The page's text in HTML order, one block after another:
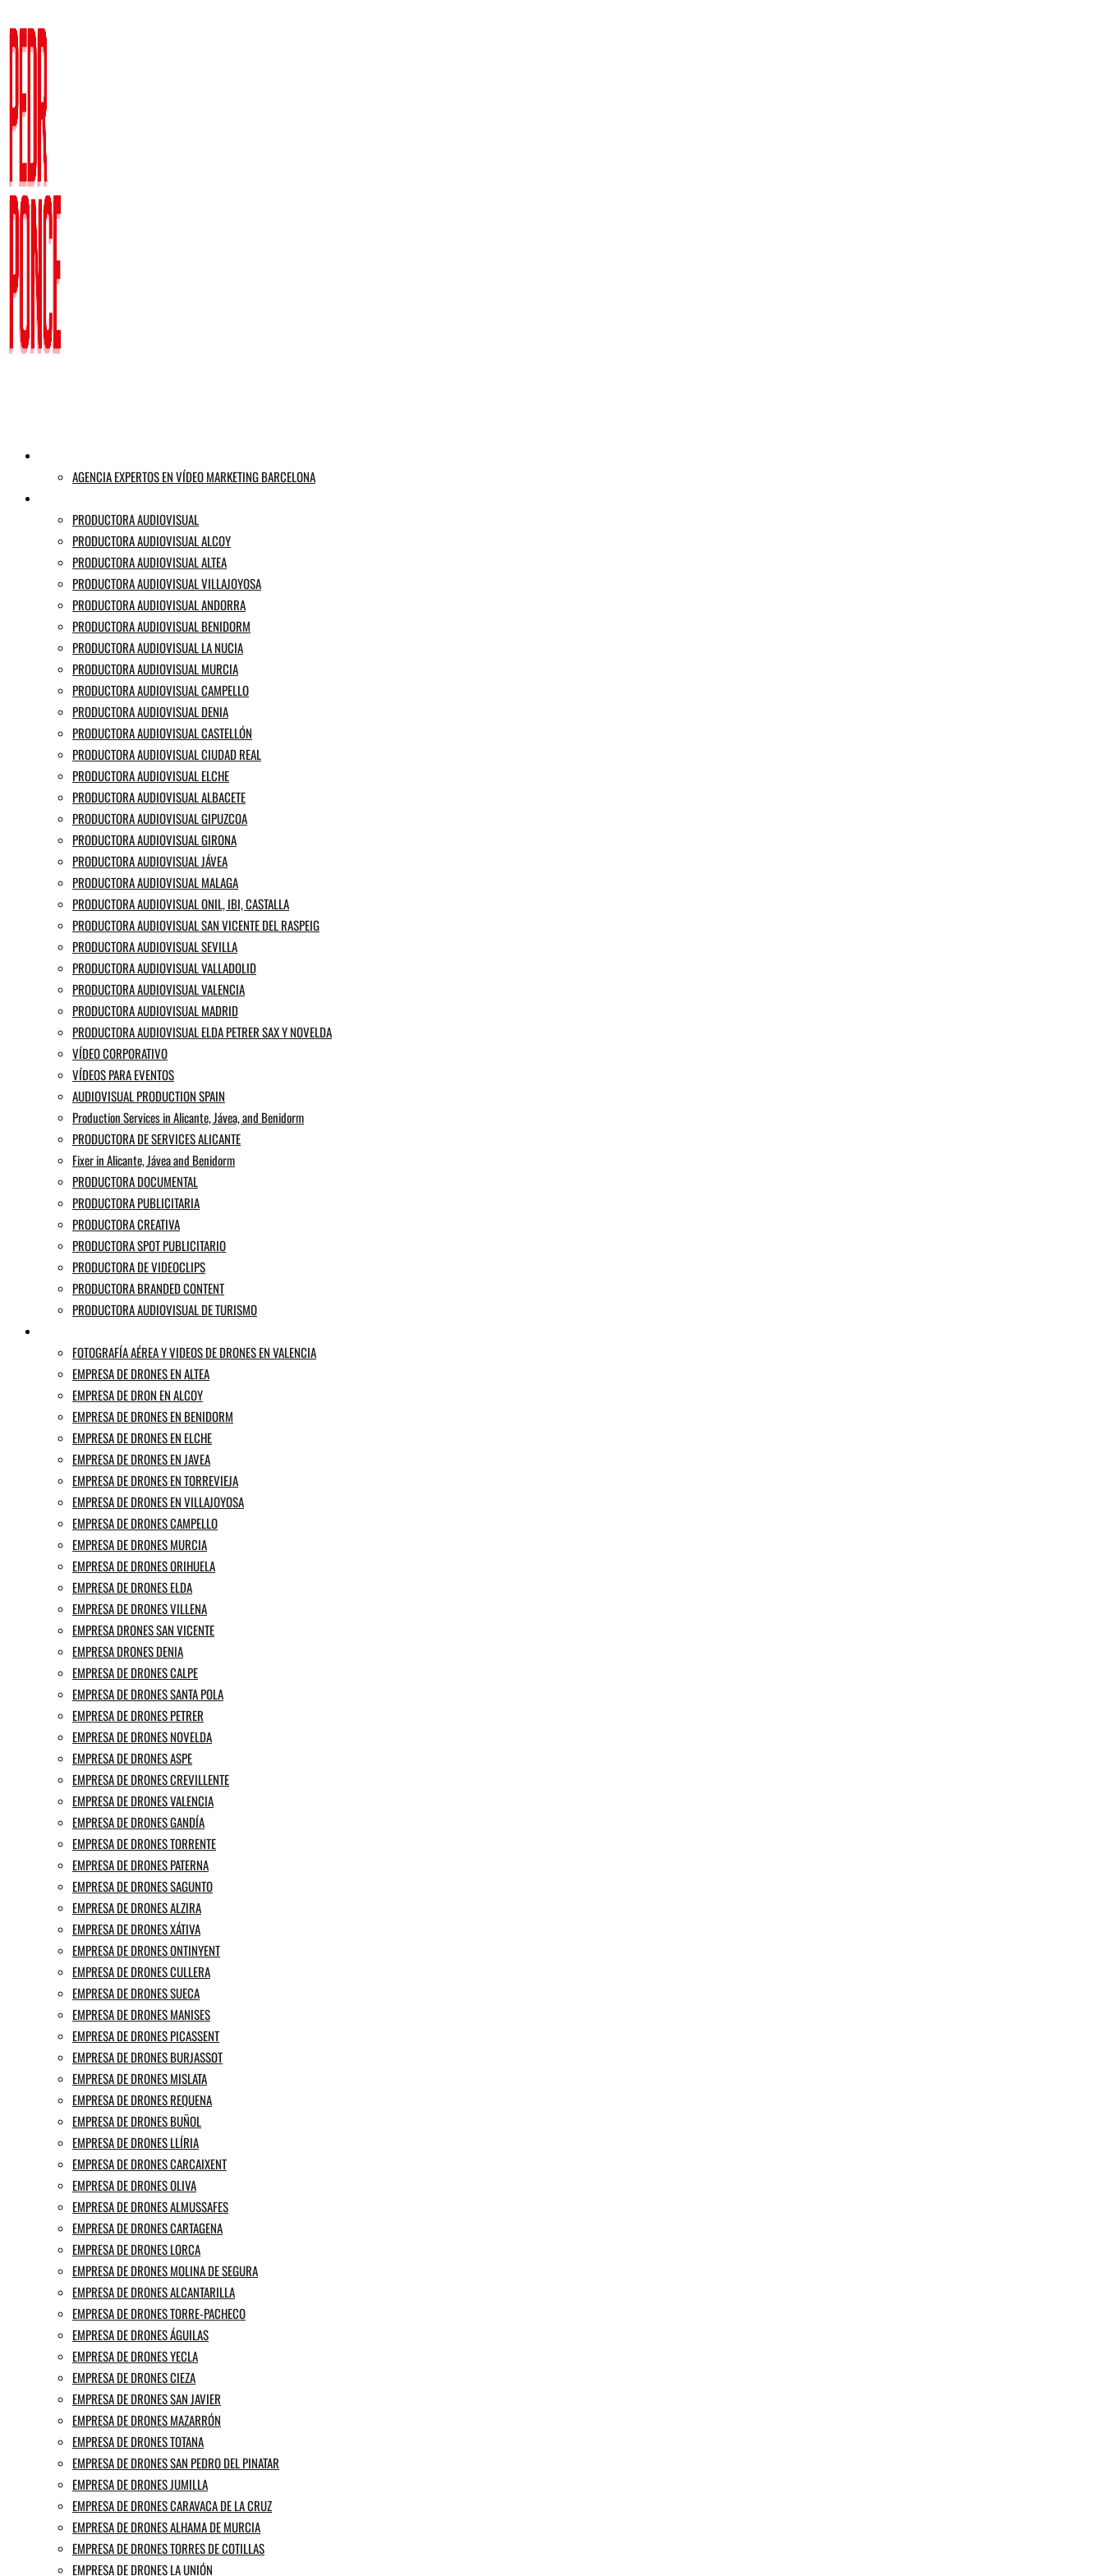
al
contenido
AGENCIA EXPERTOS EN VÍDEO MARKETING BARCELONA
PRODUCTORA AUDIOVISUAL
PRODUCTORA AUDIOVISUAL ALCOY
PRODUCTORA AUDIOVISUAL ALTEA
PRODUCTORA AUDIOVISUAL VILLAJOYOSA
PRODUCTORA AUDIOVISUAL ANDORRA
PRODUCTORA AUDIOVISUAL BENIDORM
PRODUCTORA AUDIOVISUAL LA NUCIA
PRODUCTORA AUDIOVISUAL MURCIA
PRODUCTORA AUDIOVISUAL CAMPELLO
PRODUCTORA AUDIOVISUAL DENIA
PRODUCTORA AUDIOVISUAL CASTELLÓN
PRODUCTORA AUDIOVISUAL CIUDAD REAL
PRODUCTORA AUDIOVISUAL ELCHE
PRODUCTORA AUDIOVISUAL ALBACETE
PRODUCTORA AUDIOVISUAL GIPUZCOA
PRODUCTORA AUDIOVISUAL GIRONA
PRODUCTORA AUDIOVISUAL JÁVEA
PRODUCTORA AUDIOVISUAL MALAGA
PRODUCTORA AUDIOVISUAL ONIL, IBI, CASTALLA
PRODUCTORA AUDIOVISUAL SAN VICENTE DEL RASPEIG
PRODUCTORA AUDIOVISUAL SEVILLA
PRODUCTORA AUDIOVISUAL VALLADOLID
PRODUCTORA AUDIOVISUAL VALENCIA
PRODUCTORA AUDIOVISUAL MADRID
PRODUCTORA AUDIOVISUAL ELDA PETRER SAX Y NOVELDA
VÍDEO CORPORATIVO
VÍDEOS PARA EVENTOS
AUDIOVISUAL PRODUCTION SPAIN
Production Services in Alicante, Jávea, and Benidorm
PRODUCTORA DE SERVICES ALICANTE
Fixer in Alicante, Jávea and Benidorm
PRODUCTORA DOCUMENTAL
PRODUCTORA PUBLICITARIA
PRODUCTORA CREATIVA
PRODUCTORA SPOT PUBLICITARIO
PRODUCTORA DE VIDEOCLIPS
PRODUCTORA BRANDED CONTENT
PRODUCTORA AUDIOVISUAL DE TURISMO
FOTOGRAFÍA AÉREA Y VIDEOS DE DRONES EN VALENCIA
EMPRESA DE DRONES EN ALTEA
EMPRESA DE DRON EN ALCOY
EMPRESA DE DRONES EN BENIDORM
EMPRESA DE DRONES EN ELCHE
EMPRESA DE DRONES EN JAVEA
EMPRESA DE DRONES EN TORREVIEJA
EMPRESA DE DRONES EN VILLAJOYOSA
EMPRESA DE DRONES CAMPELLO
EMPRESA DE DRONES MURCIA
EMPRESA DE DRONES ORIHUELA
EMPRESA DE DRONES ELDA
EMPRESA DE DRONES VILLENA
EMPRESA DRONES SAN VICENTE
EMPRESA DRONES DENIA
EMPRESA DE DRONES CALPE
EMPRESA DE DRONES SANTA POLA
EMPRESA DE DRONES PETRER
EMPRESA DE DRONES NOVELDA
EMPRESA DE DRONES ASPE
EMPRESA DE DRONES CREVILLENTE
EMPRESA DE DRONES VALENCIA
EMPRESA DE DRONES GANDÍA
EMPRESA DE DRONES TORRENTE
EMPRESA DE DRONES PATERNA
EMPRESA DE DRONES SAGUNTO
EMPRESA DE DRONES ALZIRA
EMPRESA DE DRONES XÁTIVA
EMPRESA DE DRONES ONTINYENT
EMPRESA DE DRONES CULLERA
EMPRESA DE DRONES SUECA
EMPRESA DE DRONES MANISES
EMPRESA DE DRONES PICASSENT
EMPRESA DE DRONES BURJASSOT
EMPRESA DE DRONES MISLATA
EMPRESA DE DRONES REQUENA
EMPRESA DE DRONES BUÑOL
EMPRESA DE DRONES LLÍRIA
EMPRESA DE DRONES CARCAIXENT
EMPRESA DE DRONES OLIVA
EMPRESA DE DRONES ALMUSSAFES
EMPRESA DE DRONES CARTAGENA
EMPRESA DE DRONES LORCA
EMPRESA DE DRONES MOLINA DE SEGURA
EMPRESA DE DRONES ALCANTARILLA
EMPRESA DE DRONES TORRE-PACHECO
EMPRESA DE DRONES ÁGUILAS
EMPRESA DE DRONES YECLA
EMPRESA DE DRONES CIEZA
EMPRESA DE DRONES SAN JAVIER
EMPRESA DE DRONES MAZARRÓN
EMPRESA DE DRONES TOTANA
EMPRESA DE DRONES SAN PEDRO DEL PINATAR
EMPRESA DE DRONES JUMILLA
EMPRESA DE DRONES CARAVACA DE LA CRUZ
EMPRESA DE DRONES ALHAMA DE MURCIA
EMPRESA DE DRONES TORRES DE COTILLAS
EMPRESA DE DRONES LA UNIÓN